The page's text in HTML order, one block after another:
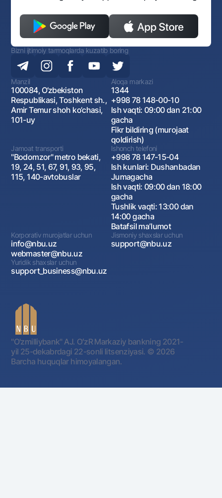
Bizni ijtimoiy tarmoqlarda kuzatib boring
Manzil
100084, O‘zbekiston
Respublikasi, Toshkent sh.,
Amir Temur shoh ko‘chasi,
101-uy
Aloqa markazi
1344
+998 78 148-00-10
Ish vaqti: 09:00 dan 21:00
gacha
Fikr bildiring (murojaat
qoldirish)
Jamoat transporti
"Bodomzor" metro bekati,
19, 24, 51, 67, 91, 93, 95,
115, 140-avtobuslar
Ishonch telefoni
+998 78 147-15-04
Ish kunlari: Dushanbadan
Jumagacha
Ish vaqti: 09:00 dan 18:00
gacha
Tushlik vaqti: 13:00 dan
14:00 gacha
Batafsil maʼlumot
Korporativ murojatlar uchun
info@nbu.uz
webmaster@nbu.uz
Jismoniy shaxslar uchun
support@nbu.uz
Yuridik shaxslar uchun
support_business@nbu.uz
"O'zmilliybank" AJ. OʻzR Markaziy bankning 2021-
yil 25-dekabrdagi 22-sonli litsenziyasi. © 2026
Barcha huquqlar himoyalangan.